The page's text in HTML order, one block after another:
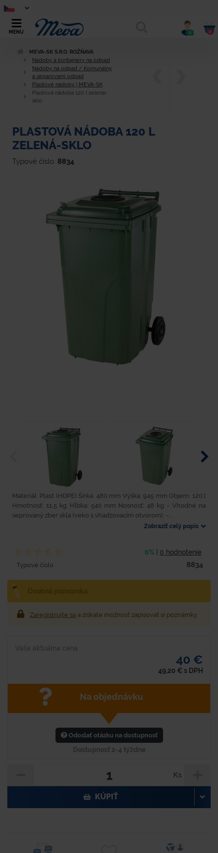
MENU 0 0
MEVA-SK S.R.O. ROŽŇAVA
Nádoby a kontajnery na odpad
Nádoby na odpad / Komunálny
a separovaný odpad
Plastové nádoby | MEVA-SK
Plastová nádoba 120 l zelená-
sklo
PLASTOVÁ NÁDOBA 120 L
ZELENÁ-SKLO
Typové číslo: 8834
Materiál: Plast (HDPE) Šírka: 480 mm Výška: 945 mm Objem: 120 l
Hmotnosť: 11,5 kg Hĺbka: 540 mm Nosnosť: 48 kg - Vhodné na
seprovaný zber skla (veko s vhadzovacím otvorom). -...
Zobraziť celý popis
0% 0 hodnotenie
Typové číslo 8834
Zaregistrujte sa a získate možnosť zapisovať si poznámky
Vaša aktuálna cena
40 €
49,20 € s DPH
Na objednávku
Odoslať otázku na dostupnosť
Dostupnosť 2-4 týždne
Ks
KÚPIŤ